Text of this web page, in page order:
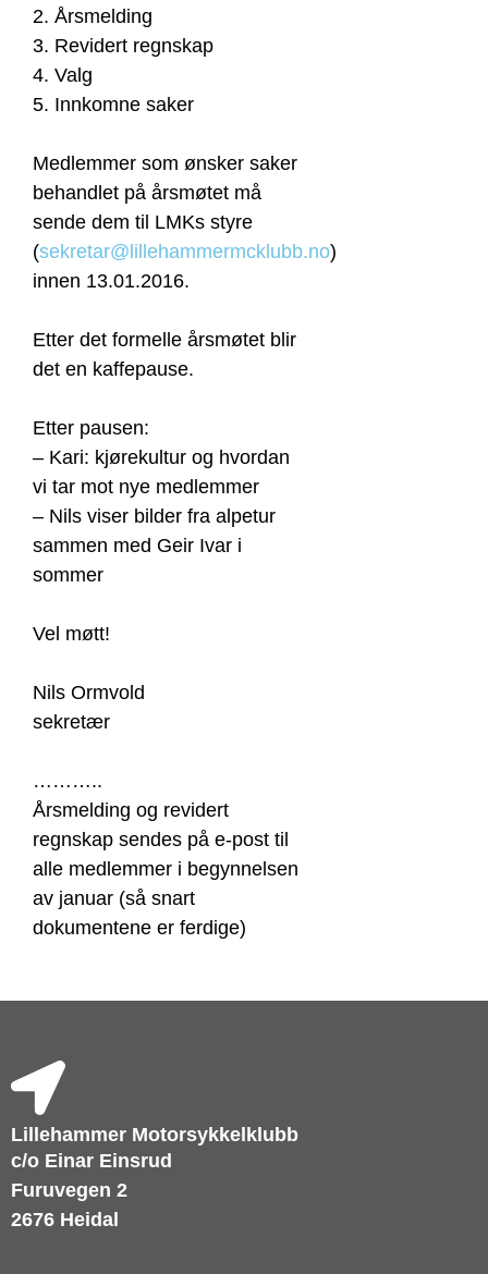
2. Årsmelding
3. Revidert regnskap
4. Valg
5. Innkomne saker
Medlemmer som ønsker saker
behandlet på årsmøtet må
sende dem til LMKs styre
(sekretar@lillehammermcklubb.no)
innen 13.01.2016.
Etter det formelle årsmøtet blir
det en kaffepause.
Etter pausen:
– Kari: kjørekultur og hvordan
vi tar mot nye medlemmer
– Nils viser bilder fra alpetur
sammen med Geir Ivar i
sommer
Vel møtt!
Nils Ormvold
sekretær
………..
Årsmelding og revidert
regnskap sendes på e-post til
alle medlemmer i begynnelsen
av januar (så snart
dokumentene er ferdige)
Lillehammer Motorsykkelklubb
c/o Einar Einsrud
Furuvegen 2
2676 Heidal